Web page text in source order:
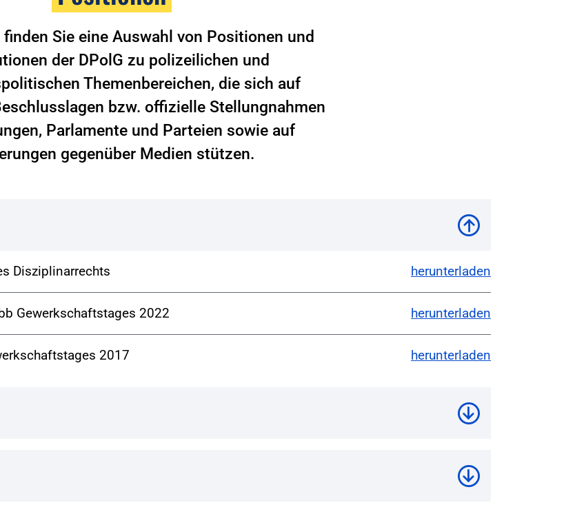
Sie eine Auswahl von Positionen und
der DPolG zu polizeilichen und
Themenbereichen, die sich auf
bzw. offizielle Stellungnahmen
Parlamente und Parteien sowie auf
gegenüber Medien stützen.
Disziplinarrechts herunterladen
Gewerkschaftstages 2022 herunterladen
2017 herunterladen